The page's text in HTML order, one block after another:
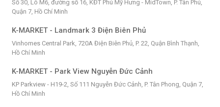
Số 30, Lô M6, đường số 16, KĐT Phú Mỹ Hưng - MidTown, P. Tân Phú,
Quận 7, Hồ Chí Minh
K-MARKET - Landmark 3 Điện Biên Phủ
Vinhomes Central Park, 720A Điện Biên Phủ, P. 22, Quận Bình Thạnh,
Hồ Chí Minh
K-MARKET - Park View Nguyễn Đức Cảnh
KP Parkview - H19-2, Số 111 Nguyễn Đức Cảnh, P. Tân Phong, Quận 7,
Hồ Chí Minh